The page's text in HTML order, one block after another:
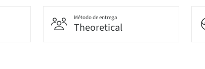
Método de entrega
Theoretical